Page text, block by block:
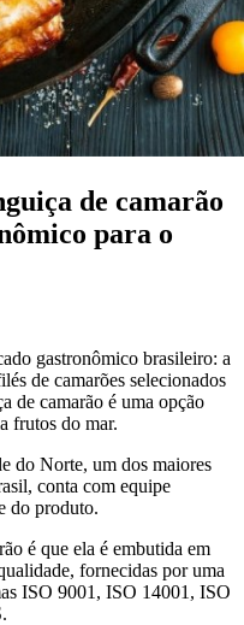
de camarão
para o
gastronômico brasileiro: a
de camarões selecionados
de camarão é uma opção
frutos do mar.
do Norte, um dos maiores
conta com equipe
do produto.
é que ela é embutida em
fornecidas por uma
ISO 9001, ISO 14001, ISO